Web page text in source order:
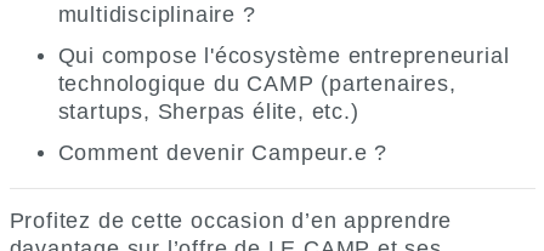
multidisciplinaire ?
Qui compose l'écosystème entrepreneurial
technologique du CAMP (partenaires,
startups, Sherpas élite, etc.)
Comment devenir Campeur.e ?
Profitez de cette occasion d’en apprendre